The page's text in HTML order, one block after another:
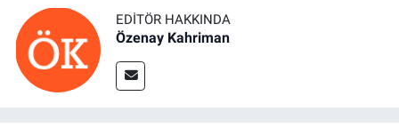
EDITÖR HAKKINDA
Özenay Kahriman